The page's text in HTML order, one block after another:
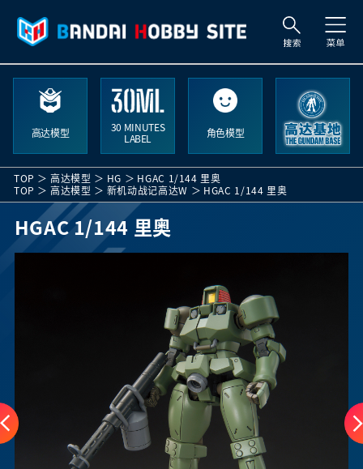
高达模型
30 MINUTES
LABEL
角色模型
TOP 高达模型 HG
HGAC 1/144 里奥
TOP
高达模型 新机动战记高达W HGAC 1/144 里奥
HGAC 1/144 里奥